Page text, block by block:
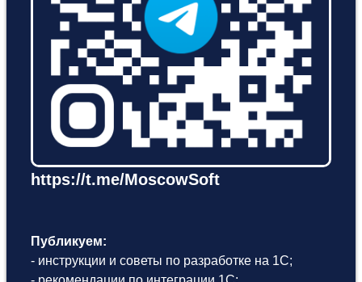
https://t.me/MoscowSoft
Публикуем:
- инструкции и советы по разработке на 1С;